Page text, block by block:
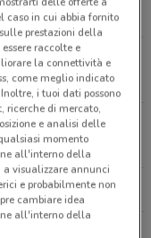
Roma
Tutti i negozi Vobis
caso in cui abbia fornito
prestazioni della
raccolte e
la connettività e
come meglio indicato
i tuoi dati possono
ricerche di mercato,
e analisi delle
momento
all'interno della
a visualizzare annunci
e probabilmente non
cambiare idea
all'interno della